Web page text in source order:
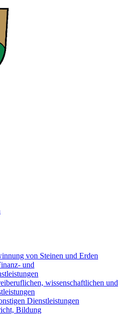
von Steinen und Erden
und
wissenschaftlichen und
Dienstleistungen
Bildung